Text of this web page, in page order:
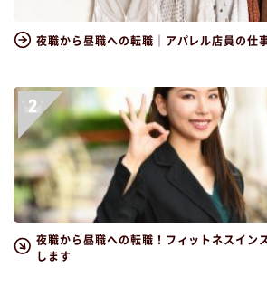
夜職から昼職への転職｜アパレル店員の仕
夜職から昼職への転職！フィットネスイン
します